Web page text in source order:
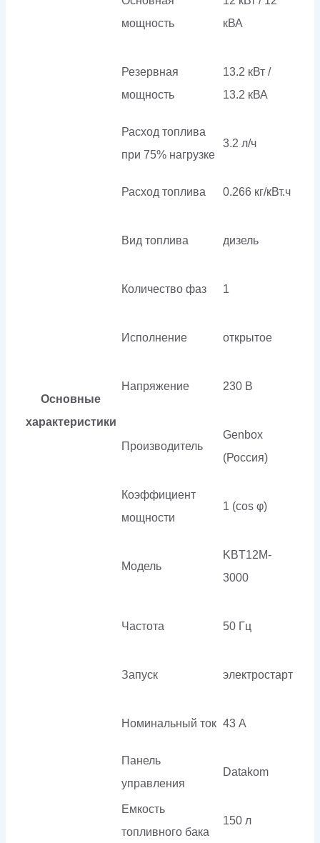
Основные
характеристики
мощность
кВА
Резервная
мощность
13.2 кВт /
13.2 кВА
Расход топлива
при 75% нагрузке
3.2 л/ч
Расход топлива 0.266 кг/кВт.ч
Вид топлива дизель
Количество фаз 1
Исполнение открытое
Напряжение 230 В
Производитель
Genbox
(Россия)
Коэффициент
мощности
1 (cos φ)
Модель
KBT12M-
3000
Частота 50 Гц
Запуск электростарт
Номинальный ток 43 А
Панель
управления
Datakom
Емкость
топливного бака
150 л